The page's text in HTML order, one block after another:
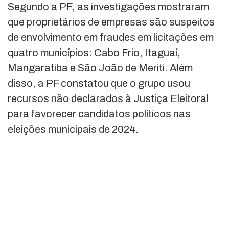
Segundo a PF, as investigações mostraram
que proprietários de empresas são suspeitos
de envolvimento em fraudes em licitações em
quatro municípios: Cabo Frio, Itaguaí,
Mangaratiba e São João de Meriti. Além
disso, a PF constatou que o grupo usou
recursos não declarados à Justiça Eleitoral
para favorecer candidatos políticos nas
eleições municipais de 2024.